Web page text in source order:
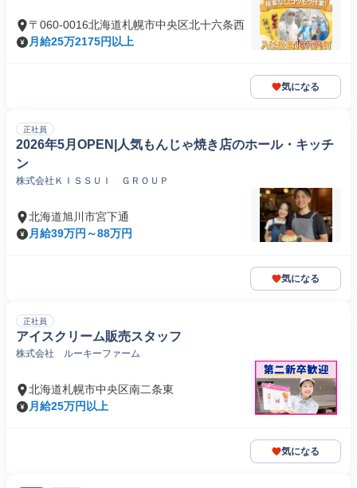
〒060-0016北海道札幌市中央区北十六条西
月給25万2175円以上
気になる
正社員
2026年5月OPEN|人気もんじゃ焼き店のホール・キッチ
ン
株式会社ＫＩＳＳＵＩ ＧＲＯＵＰ
北海道旭川市宮下通
月給39万円～88万円
気になる
正社員
アイスクリーム販売スタッフ
株式会社 ルーキーファーム
北海道札幌市中央区南二条東
月給25万円以上
気になる